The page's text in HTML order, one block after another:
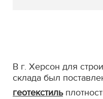
В г. Херсон для
склада был
геотекстиль